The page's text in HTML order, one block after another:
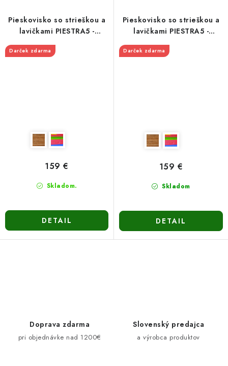
Pieskovisko so strieškou a
lavičkami PIESTRA5 -
zatváracie 150cm-hnedé
Darček zdarma
Skladom.
159 €
DETAIL
Pieskovisko so strieškou a
lavičkami PIESTRA5 -
zatváracie 150cm-
viacfarebné
Darček zdarma
Skladom
159 €
DETAIL
Doprava zdarma
pri objednávke nad 1200€
Slovenský predajca
a výrobca produktov